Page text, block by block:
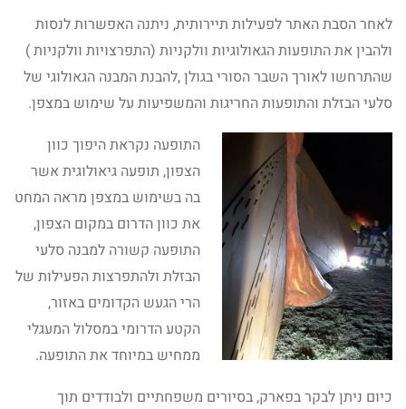
לאחר הסבת האתר לפעילות תיירותית, ניתנה האפשרות לנסות
ולהבין את התופעות הגאולוגיות וולקניות (התפרצויות וולקניות )
שהתרחשו לאורך השבר הסורי בגולן ,להבנת המבנה הגאולוגי של
סלעי הבזלת והתופעות החריגות והמשפיעות על שימוש במצפן.
התופעה נקראת היפוך כוון
הצפון, תופעה גיאולוגית אשר
בה בשימוש במצפן מראה המחט
את כוון הדרום במקום הצפון,
התופעה קשורה למבנה סלעי
הבזלת ולהתפרצות הפעילות של
הרי הגעש הקדומים באזור,
הקטע הדרומי במסלול המעגלי
ממחיש במיוחד את התופעה.
כיום ניתן לבקר בפארק, בסיורים משפחתיים ולבודדים תוך